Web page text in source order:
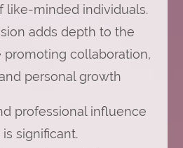
like-minded individuals.
adds depth to the
collaboration,
personal growth
professional influence
significant.